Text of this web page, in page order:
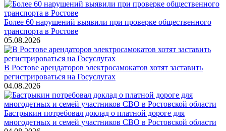
Более 60 нарушений выявили при проверке общественного
транспорта в Ростове
05.08.2026
В Ростове арендаторов электросамокатов хотят заставить
регистрироваться на Госуслугах
04.08.2026
Бастрыкин потребовал доклад о платной дороге для
многодетных и семей участников СВО в Ростовской области